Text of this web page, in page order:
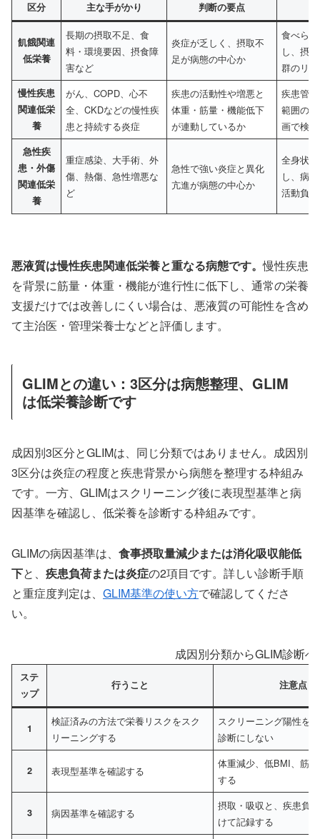
区分 主な手がかり 判断の要点
飢餓関連
低栄養
長期の摂取不足、食
料・環境要因、摂食障
害など
炎症が乏しく、摂取不
足が病態の中心か
食べら
し、摂
群のリ
慢性疾患
関連低栄
養
がん、COPD、心不
全、CKDなどの慢性疾
患と持続する炎症
疾患の活動性や増悪と
体重・筋量・機能低下
が連動しているか
疾患管
範囲の
画で検
急性疾
患・外傷
関連低栄
養
重症感染、大手術、外
傷、熱傷、急性増悪な
ど
急性で強い炎症と異化
亢進が病態の中心か
全身状
し、病
活動負
悪液質は慢性疾患関連低栄養と重なる病態です。慢性疾患
を背景に筋量・体重・機能が進行性に低下し、通常の栄養
支援だけでは改善しにくい場合は、悪液質の可能性を含め
て主治医・管理栄養士などと評価します。
GLIMとの違い：3区分は病態整理、GLIM
は低栄養診断です
成因別3区分とGLIMは、同じ分類ではありません。成因別
3区分は炎症の程度と疾患背景から病態を整理する枠組み
です。一方、GLIMはスクリーニング後に表現型基準と病
因基準を確認し、低栄養を診断する枠組みです。
GLIMの病因基準は、 食事摂取量減少または消化吸収能低
下と、 疾患負荷または炎症の2項目です。詳しい診断手順
と重症度判定は、 GLIM基準の使い方で確認してくださ
い。
成因別分類からGLIM診断
ステ
ップ
行うこと 注意点
1
検証済みの方法で栄養リスクをスク
リーニングする
スクリーニング陽性を
診断にしない
2 表現型基準を確認する
体重減少、低BMI、筋
する
3 病因基準を確認する
摂取・吸収と、疾患負
けて記録する